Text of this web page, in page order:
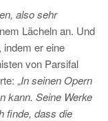
also sehr
Lächeln an. Und
indem er eine
von Parsifal
„In seinen Opern
kann. Seine Werke
finde, dass die